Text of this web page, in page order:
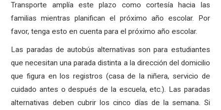
Transporte amplía este plazo como cortesía hacia las
familias mientras planifican el próximo año escolar. Por
favor, tenga esto en cuenta para el próximo año escolar.
Las paradas de autobús alternativas son para estudiantes
que necesitan una parada distinta a la dirección del domicilio
que figura en los registros (casa de la niñera, servicio de
cuidado antes o después de la escuela, etc.). Las paradas
alternativas deben cubrir los cinco días de la semana. Si